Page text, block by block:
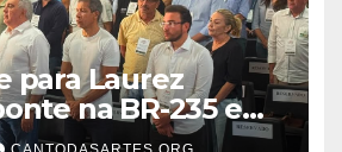
para Laurez
na BR-235 em
será construída